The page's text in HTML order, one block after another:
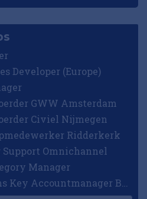
Developer (Europe)
GWW Amsterdam
Civiel Nijmegen
Ridderkerk
Support Omnichannel
Manager